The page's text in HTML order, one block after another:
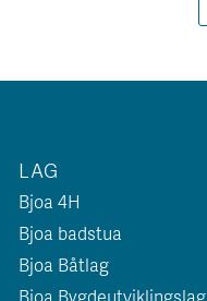
LAG
Bjoa 4H
Bjoa badstua
Bjoa Båtlag